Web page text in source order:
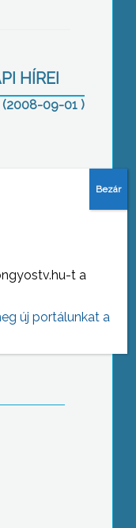
HÍREI
(2008-09-01 )
az
előtt
t a
új portálunkat a